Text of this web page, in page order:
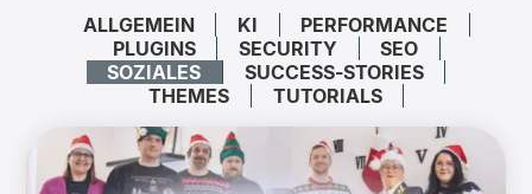
ALLGEMEIN KI
PERFORMANCE
PLUGINS
SECURITY
SEO
SOZIALES
SUCCESS-STORIES
THEMES
TUTORIALS